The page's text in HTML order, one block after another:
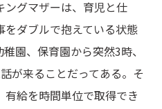
ングマザーは、育児と仕
をダブルで抱えている状態
園、保育園から突然3時、
が来ることだってある。そ
有給を時間単位で取得でき